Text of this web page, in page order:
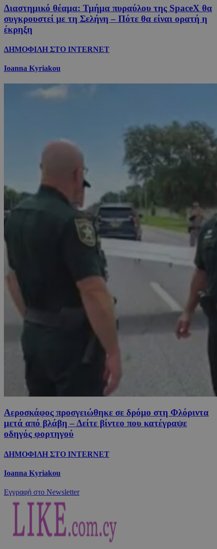
Διαστημικό θέαμα: Τμήμα πυραύλου της SpaceX θα
συγκρουστεί με τη Σελήνη – Πότε θα είναι ορατή η
έκρηξη
ΔΗΜΟΦΙΛΗ ΣΤΟ INTERNET
Ioanna Kyriakou
Αεροσκάφος προσγειώθηκε σε δρόμο στη Φλόριντα
μετά από βλάβη – Δείτε βίντεο που κατέγραψε
οδηγός φορτηγού
ΔΗΜΟΦΙΛΗ ΣΤΟ INTERNET
Ioanna Kyriakou
Εγγραφή στο Newsletter